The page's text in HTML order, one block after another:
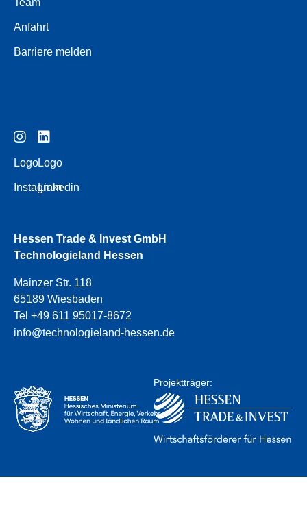
Team
Anfahrt
Barriere melden
Logo
Instagram
Logo
Linkedin
Hessen Trade & Invest GmbH
Technologieland Hessen
Mainzer Str. 118
65189 Wiesbaden
Tel +49 611 95017-8672
info@technologieland-hessen.de
Projektträger: